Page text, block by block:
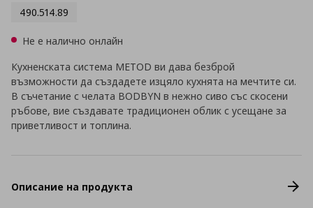
490.514.89
Не е налично онлайн
Кухненската система METOD ви дава безброй
възможности да създадете изцяло кухнята на мечтите си.
В съчетание с челата BODBYN в нежно сиво със скосени
ръбове, вие създавате традиционен облик с усещане за
приветливост и топлина.
Описание на продукта